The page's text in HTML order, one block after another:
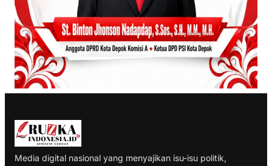
Media digital nasional yang menyajikan isu-isu politik,